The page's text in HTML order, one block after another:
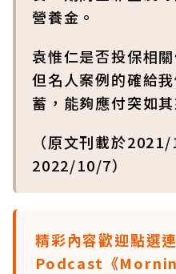
營養金。
袁惟仁是否投保相
但名人案例的確給
蓄，能夠應付突如
（原文刊載於
2022/10/7）
精彩內容歡迎點選
Podcast《